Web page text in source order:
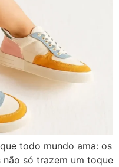
todo mundo ama: os
só trazem um toque